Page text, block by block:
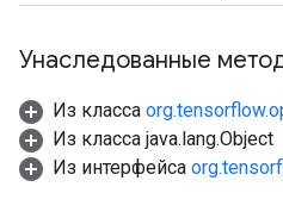
Унаследованные
Из класса
Из класса java.lang.Object
Из интерфейса